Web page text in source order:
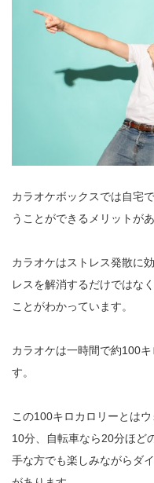
カラオケボックスでは自宅
うことができるメリットがあ
カラオケはストレス発散に
レスを解消するだけではな
ことがわかっています。
カラオケは一時間で約100
す。
この100キロカロリーとは
10分、自転車なら20分ほど
手な方でも楽しみながらダ